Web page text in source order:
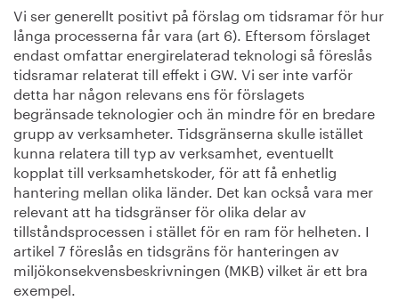
Vi ser generellt positivt på förslag om tidsramar för hur
långa processerna får vara (art 6). Eftersom förslaget
endast omfattar energirelaterad teknologi så föreslås
tidsramar relaterat till effekt i GW. Vi ser inte varför
detta har någon relevans ens för förslagets
begränsade teknologier och än mindre för en bredare
grupp av verksamheter. Tidsgränserna skulle istället
kunna relatera till typ av verksamhet, eventuellt
kopplat till verksamhetskoder, för att få enhetlig
hantering mellan olika länder. Det kan också vara mer
relevant att ha tidsgränser för olika delar av
tillståndsprocessen i stället för en ram för helheten. I
artikel 7 föreslås en tidsgräns för hanteringen av
miljökonsekvensbeskrivningen (MKB) vilket är ett bra
exempel.